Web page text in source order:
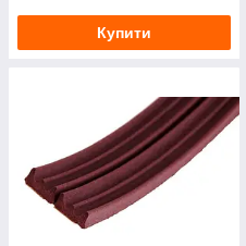
Купити